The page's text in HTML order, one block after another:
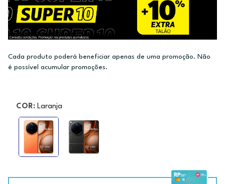
Cada produto poderá beneficiar apenas de uma promoção. Não
é possível acumular promoções.
COR: Laranja